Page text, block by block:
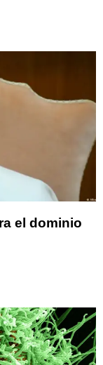
el dominio